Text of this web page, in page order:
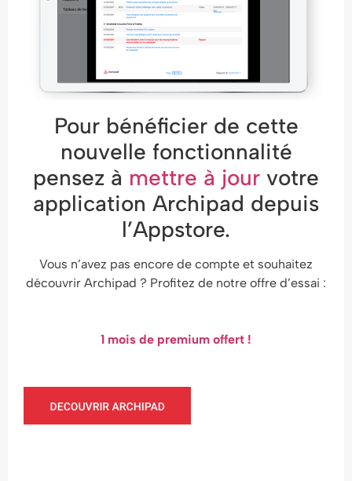
Pour bénéficier de cette
nouvelle fonctionnalité
pensez à mettre à jour votre
application Archipad depuis
l’Appstore.
Vous n’avez pas encore de compte et souhaitez
découvrir Archipad ? Profitez de notre offre d’essai :
1 mois de premium offert !